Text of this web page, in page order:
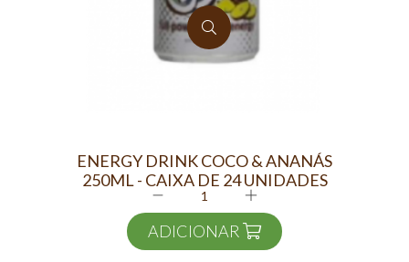
ENERGY DRINK COCO & ANANÁS
250ML - CAIXA DE 24 UNIDADES
ADICIONAR